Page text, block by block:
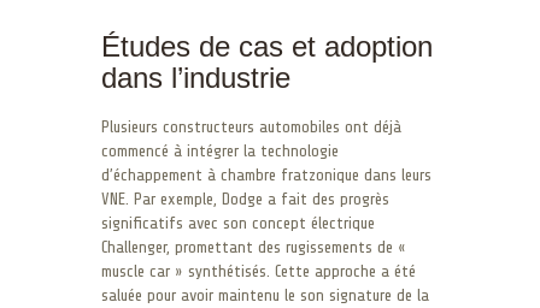
Études de cas et adoption
dans l’industrie
Plusieurs constructeurs automobiles ont déjà
commencé à intégrer la technologie
d’échappement à chambre fratzonique dans leurs
VNE. Par exemple, Dodge a fait des progrès
significatifs avec son concept électrique
Challenger, promettant des rugissements de «
muscle car » synthétisés. Cette approche a été
saluée pour avoir maintenu le son signature de la